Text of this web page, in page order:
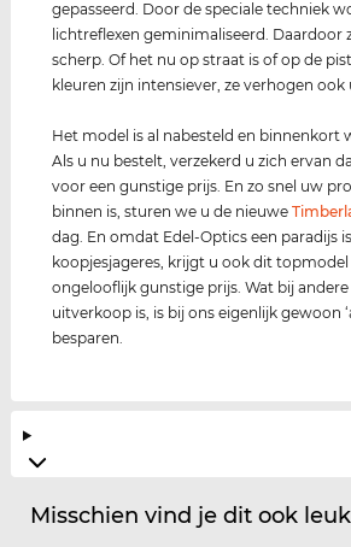
gepasseerd. Door de speciale techniek
lichtreflexen geminimaliseerd. Daardoor
scherp. Of het nu op straat is of op de
kleuren zijn intensiever, ze verhogen ook
Het model is al nabesteld en binnenkort
Als u nu bestelt, verzekerd u zich ervan
voor een gunstige prijs. En zo snel uw
binnen is, sturen we u de nieuwe
dag. En omdat Edel-Optics een paradijs
koopjesjageres, krijgt u ook dit topmodel
ongelooflijk gunstige prijs. Wat bij
uitverkoop is, is bij ons eigenlijk gewoon
besparen.
Misschien vind je dit ook